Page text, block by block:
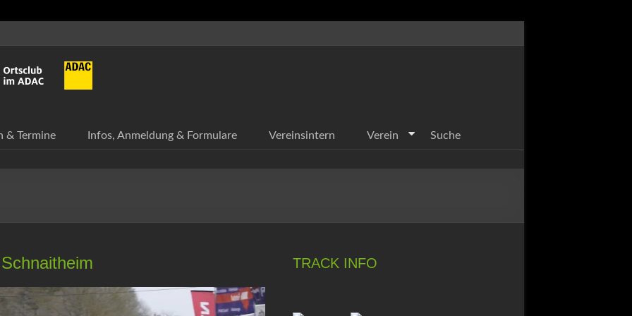
& Termine Infos, Anmeldung & Formulare Vereinsintern Verein Suche
TRACK INFO